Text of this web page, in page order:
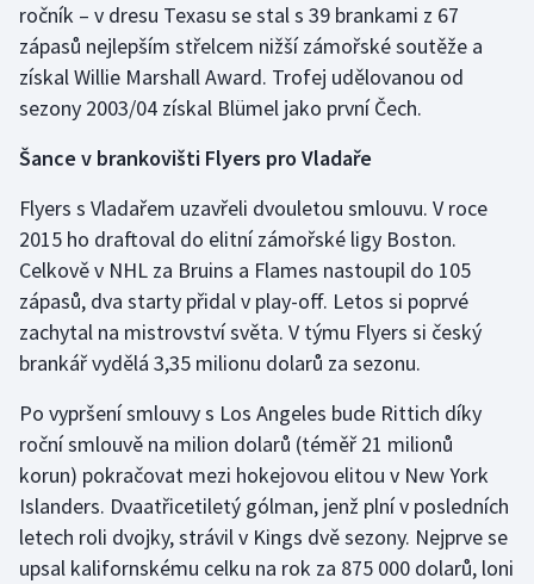
Vodní slalom
Volejbal
ročník – v dresu Texasu se stal s 39 brankami z 67
zápasů nejlepším střelcem nižší zámořské soutěže a
získal Willie Marshall Award. Trofej udělovanou od
sezony 2003/04 získal Blümel jako první Čech.
Šance v brankovišti Flyers pro Vladaře
Flyers s Vladařem uzavřeli dvouletou smlouvu. V roce
2015 ho draftoval do elitní zámořské ligy Boston.
Celkově v NHL za Bruins a Flames nastoupil do 105
zápasů, dva starty přidal v play-off. Letos si poprvé
zachytal na mistrovství světa. V týmu Flyers si český
brankář vydělá 3,35 milionu dolarů za sezonu.
Po vypršení smlouvy s Los Angeles bude Rittich díky
roční smlouvě na milion dolarů (téměř 21 milionů
korun) pokračovat mezi hokejovou elitou v New York
Islanders. Dvaatřicetiletý gólman, jenž plní v posledních
letech roli dvojky, strávil v Kings dvě sezony. Nejprve se
upsal kalifornskému celku na rok za 875 000 dolarů, loni